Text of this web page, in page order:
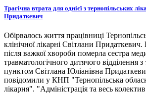
Трагічна втрата для однієї з тернопільських
Придаткевич
Обірвалось життя працівниці
клінічної лікарні Світлани
після важкої хвороби померла сестра
травматологічного дитячого відділення
пунктом Світлана Юліанівна
повідомили у КНП "Тернопільська
лікарня". "Адміністрація та весь